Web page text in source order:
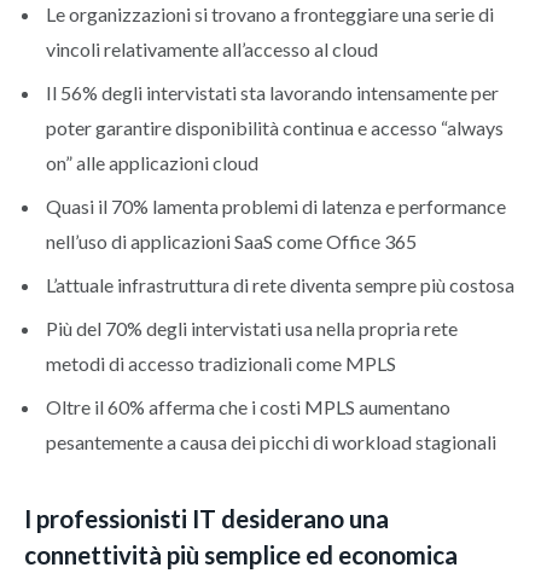
Le organizzazioni si trovano a fronteggiare una serie di
vincoli relativamente all’accesso al cloud
Il 56% degli intervistati sta lavorando intensamente per
poter garantire disponibilità continua e accesso “always
on” alle applicazioni cloud
Quasi il 70% lamenta problemi di latenza e performance
nell’uso di applicazioni SaaS come Office 365
L’attuale infrastruttura di rete diventa sempre più costosa
Più del 70% degli intervistati usa nella propria rete
metodi di accesso tradizionali come MPLS
Oltre il 60% afferma che i costi MPLS aumentano
pesantemente a causa dei picchi di workload stagionali
I professionisti IT desiderano una
connettività più semplice ed economica